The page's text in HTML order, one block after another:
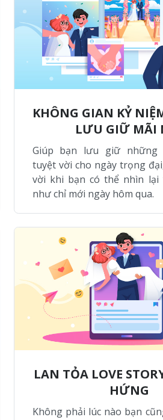
KHÔNG GIAN KỶ
LƯU GIỮ MÃI
Giúp bạn lưu giữ những
tuyệt vời cho ngày trọng
vời khi bạn có thể nhìn lại
như chỉ mới ngày hôm qua.
LAN TỎA LOVE
HỨNG
Không phải lúc nào bạn